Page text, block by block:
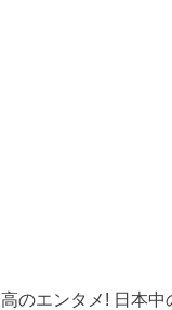
のエンタメ! 日本中